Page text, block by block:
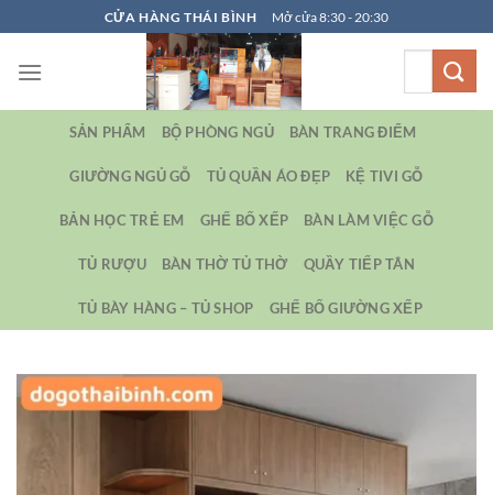
qua
nội
CỬA HÀNG THÁI BÌNH Mở cửa 8:30 - 20:30
SẢN PHẨM BỘ PHÒNG NGỦ BÀN TRANG ĐIỂM
GIƯỜNG NGỦ GỖ TỦ QUẦN ÁO ĐẸP KỆ TIVI GỖ
BẢN HỌC TRẺ EM GHẾ BỐ XẾP BÀN LÀM VIỆC GỖ
TỦ RƯỢU BÀN THỜ TỦ THỜ QUẦY TIẾP TÂN
TỦ BÀY HÀNG – TỦ SHOP GHẾ BỐ GIƯỜNG XẾP